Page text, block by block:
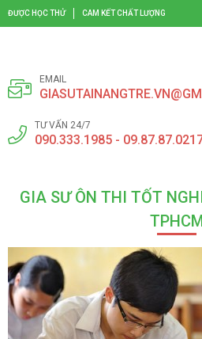
ĐƯỢC HỌC THỬ CAM KẾT CHẤT LƯỢNG
EMAIL
TƯ VẤN 24/7
090.333.1985 -
GIA SƯ ÔN THI TỐT